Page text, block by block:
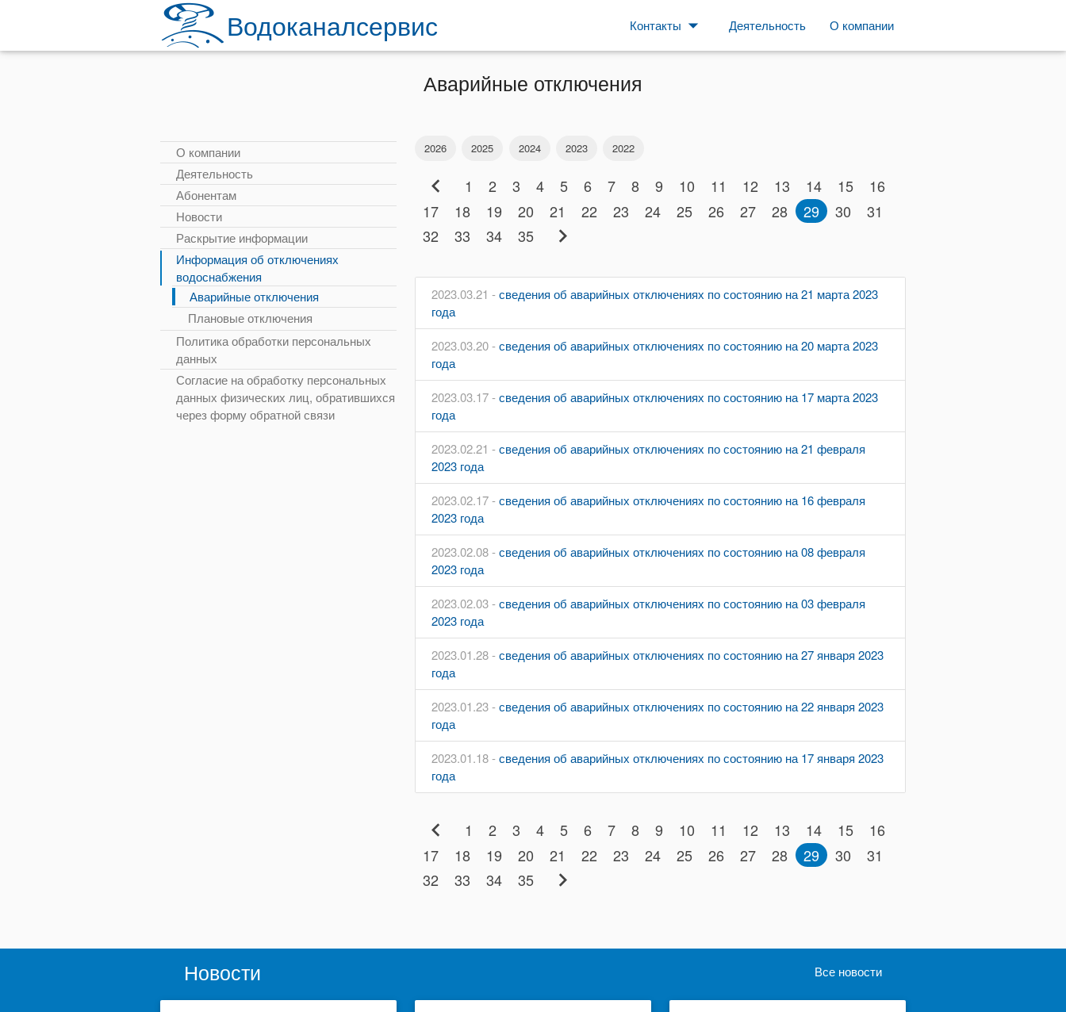
Водоканалсервис О компании
Деятельность
Контакты arrow_drop_down
Аварийные отключения
О компании
Деятельность
Абонентам
Новости
Раскрытие информации
Информация об отключениях
водоснабжения
Аварийные отключения
Плановые отключения
Политика обработки персональных
данных
Согласие на обработку персональных
данных физических лиц, обратившихся
через форму обратной связи
2026 2025 2024 2023 2022
chevron_left 1 2 3 4 5 6 7 8 9 10 11 12 13 14 15
16
17
18 19 20 21 22 23 24 25 26 27 28 29 30
31
32
33 34 35 chevron_right
2023.03.21 -сведения об аварийных отключениях по состоянию на 21 марта 2023
года
2023.03.20 -сведения об аварийных отключениях по состоянию на 20 марта 2023
года
2023.03.17 -сведения об аварийных отключениях по состоянию на 17 марта 2023
года
2023.02.21 -сведения об аварийных отключениях по состоянию на 21 февраля
2023 года
2023.02.17 -сведения об аварийных отключениях по состоянию на 16 февраля
2023 года
2023.02.08 -сведения об аварийных отключениях по состоянию на 08 февраля
2023 года
2023.02.03 -сведения об аварийных отключениях по состоянию на 03 февраля
2023 года
2023.01.28 -сведения об аварийных отключениях по состоянию на 27 января 2023
года
2023.01.23 -сведения об аварийных отключениях по состоянию на 22 января 2023
года
2023.01.18 -сведения об аварийных отключениях по состоянию на 17 января 2023
года
chevron_left 1 2 3 4 5 6 7 8 9 10 11 12 13 14 15
16
17
18 19 20 21 22 23 24 25 26 27 28 29 30
31
32
33 34 35 chevron_right
Новости Все новости